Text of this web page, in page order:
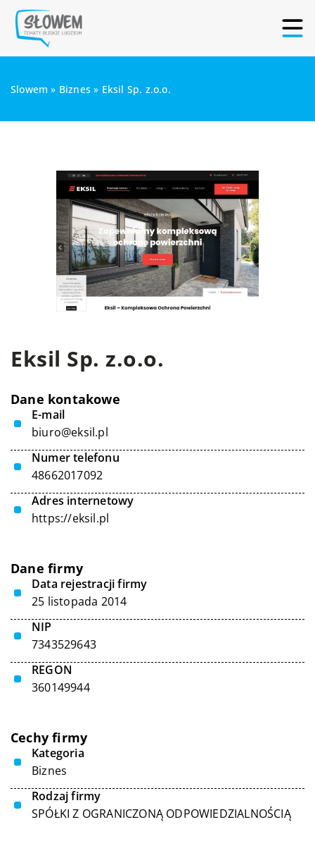
Slowem » Biznes » Eksil Sp. z.o.o.
Eksil Sp. z.o.o.
Dane kontakowe
E-mail
biuro@eksil.pl
Numer telefonu
48662017092
Adres internetowy
https://eksil.pl
Dane firmy
Data rejestracji firmy
25 listopada 2014
NIP
7343529643
REGON
360149944
Cechy firmy
Kategoria
Biznes
Rodzaj firmy
SPÓŁKI Z OGRANICZONĄ ODPOWIEDZIALNOŚCIĄ